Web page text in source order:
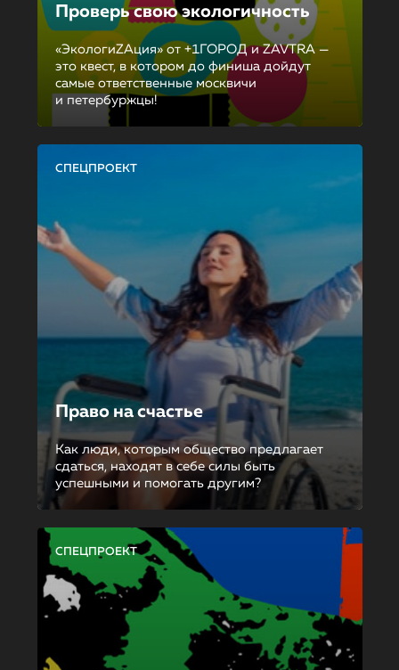
Проверь свою экологичность
«ЭкологиZAция» от +1ГОРОД и ZAVTRA —
это квест, в котором до финиша дойдут
самые ответственные москвичи
и петербуржцы!
СПЕЦПРОЕКТ
Право на счастье
Как люди, которым общество предлагает
сдаться, находят в себе силы быть
успешными и помогать другим?
СПЕЦПРОЕКТ